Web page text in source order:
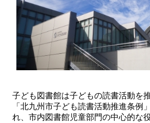
子ども図書館は子どもの読書活動を
「北九州市子ども読書活動推進条例
れ、市内図書館児童部門の中心的な